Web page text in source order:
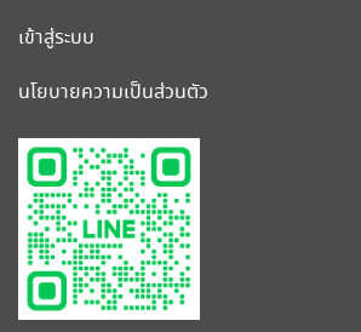
เข้าสู่ระบบ
นโยบายความเป็นส่วนตัว